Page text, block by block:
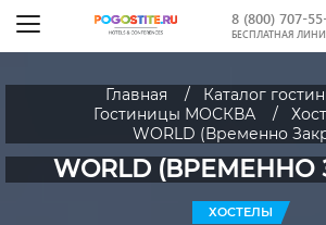
8 (800) 707-
БЕСПЛАТНАЯ
Главная
Каталог
Гостиницы МОСКВА
WORLD (Временно
WORLD (ВРЕМЕННО
ХОСТЕЛЫ